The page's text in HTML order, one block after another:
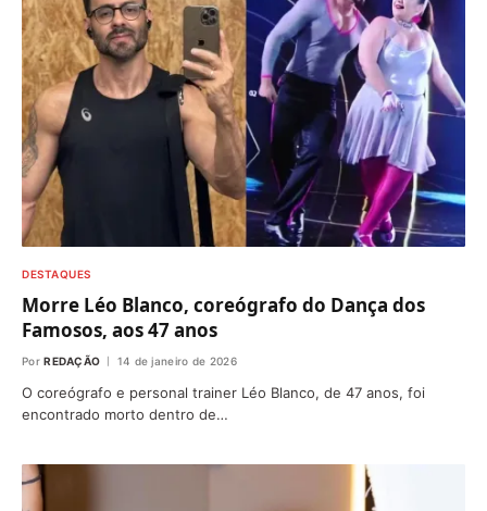
DESTAQUES
Morre Léo Blanco, coreógrafo do Dança dos
Famosos, aos 47 anos
Por REDAÇÃO 14 de janeiro de 2026
O coreógrafo e personal trainer Léo Blanco, de 47 anos, foi
encontrado morto dentro de…